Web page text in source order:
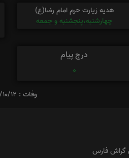
هدیه زیارت حرم امام رضا(ع)
چهارشنبه،پنجشنبه و جمعه
درج پیام
0
وفات : 1376/10/12
گراش فارس